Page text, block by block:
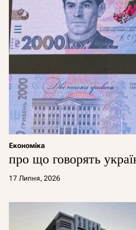
Економіка
про що говорять
17 Липня, 2026